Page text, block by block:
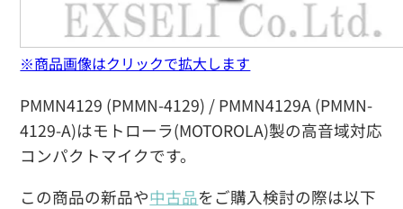
PMMN4129 (PMMN-4129) / PMMN4129A (PMMN-
4129-A)はモトローラ(MOTOROLA)製の高音域対応
コンパクトマイクです。
この商品の新品や中古品をご購入検討の際は以下
※商品画像はクリックで拡大します